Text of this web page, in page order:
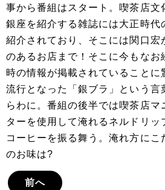
事から番組はスタート。喫茶店文
銀座を紹介する雑誌には大正時代
紹介されており、そこには関口宏
のあるお店まで！そこに今もなお
時の情報が掲載されていることに
流行となった「銀ブラ」という言
らわに。番組の後半では喫茶店マ
ターを使用して淹れるネルドリッ
コーヒーを振る舞う。淹れ方にこ
のお味は?
前へ